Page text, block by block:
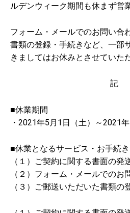
ルデンウィーク期間も休まず営
フォーム・メールでのお問い合
書類の登録・手続きなど、一部
きましてはお休みとさせていた
記
■休業期間
・2021年5月1日（土）～2021年
■休業となるサービス・お手続き
（１）ご契約に関する書面の発
（２）フォーム・メールでの
（３）ご郵送いただいた書類の